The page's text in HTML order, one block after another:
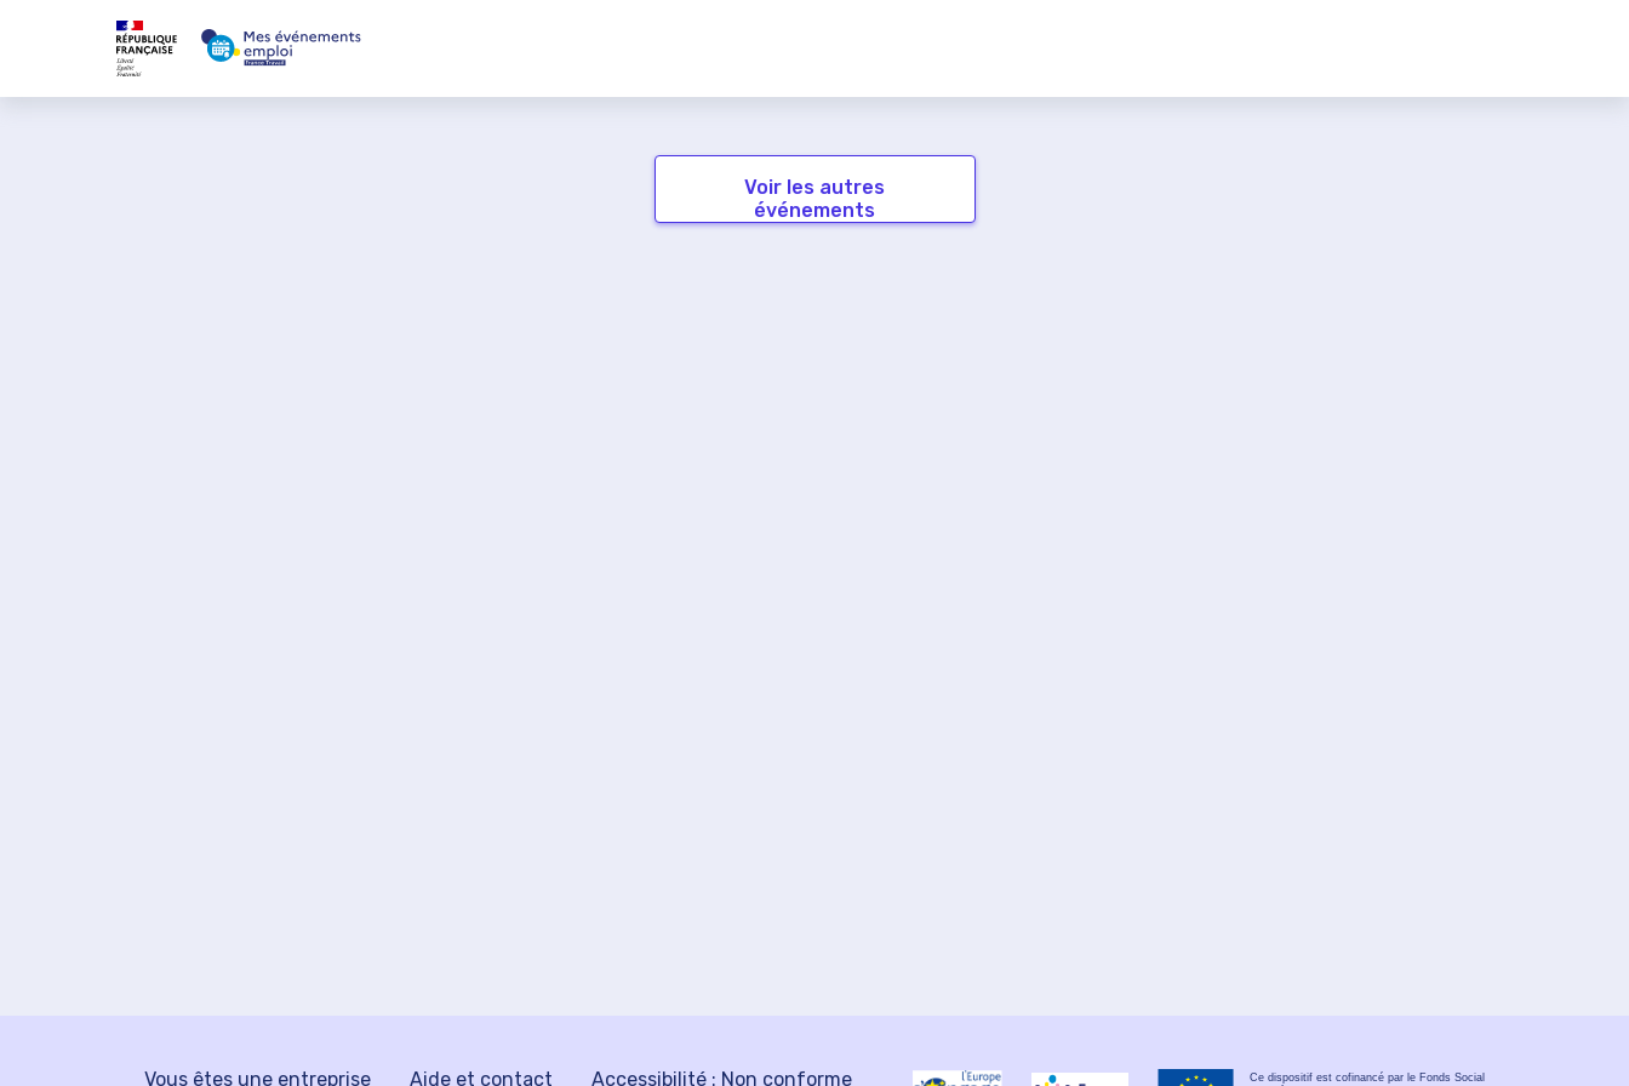
Voir les autres
événements
Vous êtes une entreprise Aide et contact Accessibilité : Non conforme
Ce dispositif est cofinancé par le Fonds Social